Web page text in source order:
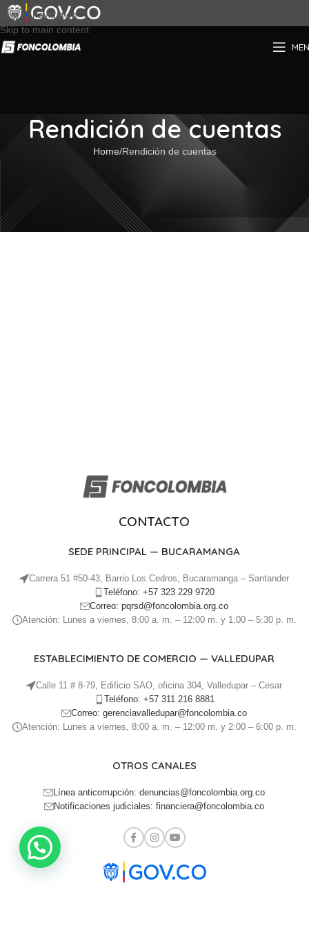
Skip to navigation
Skip to main content
Rendición de cuentas
Home Rendición de cuentas
CONTACTO
SEDE PRINCIPAL — BUCARAMANGA
Carrera 51 #50-43, Barrio Los Cedros, Bucaramanga – Santander
Teléfono: +57 323 229 9720
Correo: pqrsd@foncolombia.org.co
Atención: Lunes a viernes, 8:00 a. m. – 12:00 m. y 1:00 – 5:30 p. m.
ESTABLECIMIENTO DE COMERCIO — VALLEDUPAR
Calle 11 # 8-79, Edificio SAO, oficina 304, Valledupar – Cesar
Teléfono: +57 311 216 8881
Correo: gerenciavalledupar@foncolombia.co
Atención: Lunes a viernes, 8:00 a. m. – 12:00 m. y 2:00 – 6:00 p. m.
OTROS CANALES
Línea anticorrupción: denuncias@foncolombia.org.co
Notificaciones judiciales: financiera@foncolombia.co